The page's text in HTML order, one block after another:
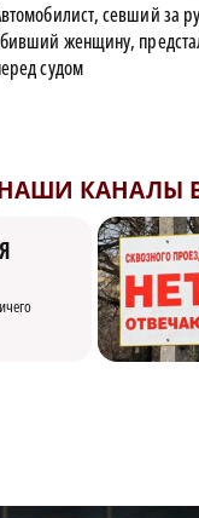
севший за
женщину,
судом
КАНАЛЫ В